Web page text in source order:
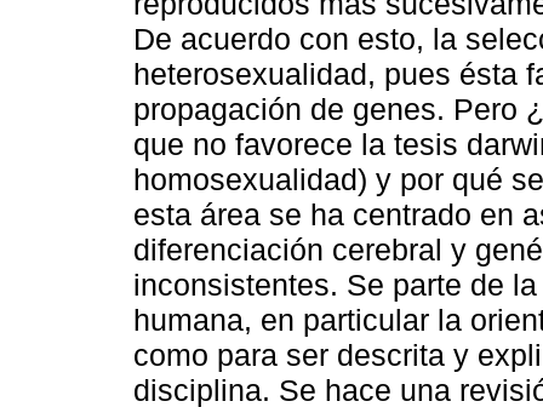
De acuerdo con esto, la
heterosexualidad, pues ésta
propagación de genes. Pero
que no favorece la tesis
homosexualidad) y por qué
esta área se ha centrado en
diferenciación cerebral y
inconsistentes. Se parte de
humana, en particular la
como para ser descrita y
disciplina. Se hace una